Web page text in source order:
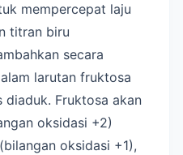
mempercepat laju
titran biru
secara
larutan fruktosa
diaduk. Fruktosa akan
oksidasi +2)
oksidasi +1),